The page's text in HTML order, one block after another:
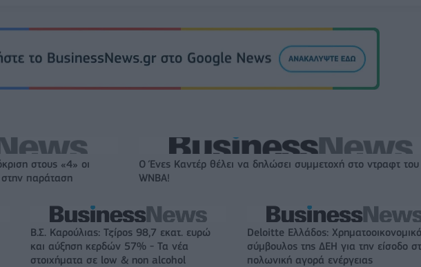
στους «4» οι
παράταση
Ο Ένες Καντέρ θέλει να δηλώσει συμμετοχή στο ντραφτ του
WNBA!
Β.Σ. Καρούλιας: Τζίρος 98,7 εκατ. ευρώ
και αύξηση κερδών 57% - Τα νέα
στοιχήματα σε low & non alcohol
Deloitte Ελλάδος:
σύμβουλος της ΔΕΗ για την είσοδο
πολωνική αγορά ενέργειας